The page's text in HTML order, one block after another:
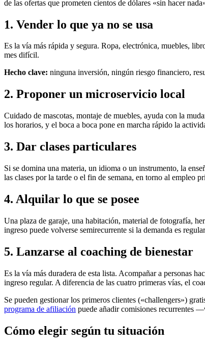
de las ofertas que prometen cientos de dólares «sin hacer
1. Vender lo que ya no se usa
Es la vía más rápida y segura. Ropa, electrónica, muebles,
mes difícil.
Hecho clave: ninguna inversión, ningún riesgo financiero,
2. Proponer un microservicio local
Cuidado de mascotas, montaje de muebles, ayuda con la
los horarios, y el boca a boca pone en marcha rápido la
3. Dar clases particulares
Si se domina una materia, un idioma o un instrumento, la
las clases por la tarde o el fin de semana, en torno al empleo
4. Alquilar lo que se posee
Una plaza de garaje, una habitación, material de fotografía,
ingreso puede volverse semirecurrente si la demanda es
5. Lanzarse al coaching de bienestar
Es la vía más duradera de esta lista. Acompañar a personas
ingreso regular. A diferencia de las cuatro primeras vías, el
Se pueden gestionar los primeros clientes («challengers»)
programa de afiliación puede añadir comisiones recurrentes
Cómo elegir según tu situación